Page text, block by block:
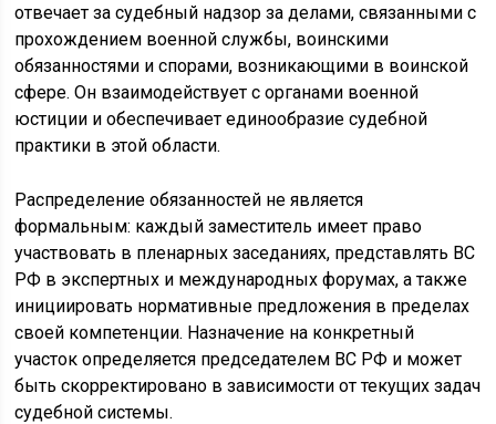
отвечает за судебный надзор за делами, связанными с
прохождением военной службы, воинскими
обязанностями и спорами, возникающими в воинской
сфере. Он взаимодействует с органами военной
юстиции и обеспечивает единообразие судебной
практики в этой области.
Распределение обязанностей не является
формальным: каждый заместитель имеет право
участвовать в пленарных заседаниях, представлять ВС
РФ в экспертных и международных форумах, а также
инициировать нормативные предложения в пределах
своей компетенции. Назначение на конкретный
участок определяется председателем ВС РФ и может
быть скорректировано в зависимости от текущих задач
судебной системы.